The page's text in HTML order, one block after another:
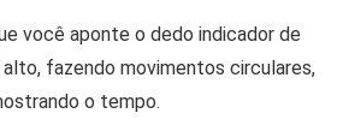
você aponte o dedo indicador de
alto, fazendo movimentos circulares,
o tempo.